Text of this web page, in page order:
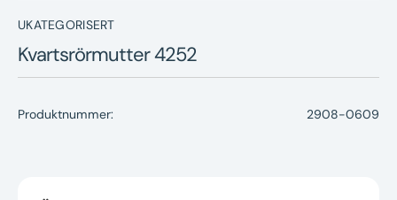
UKATEGORISERT
Kvartsrörmutter 4252
Produktnummer: 2908-0609